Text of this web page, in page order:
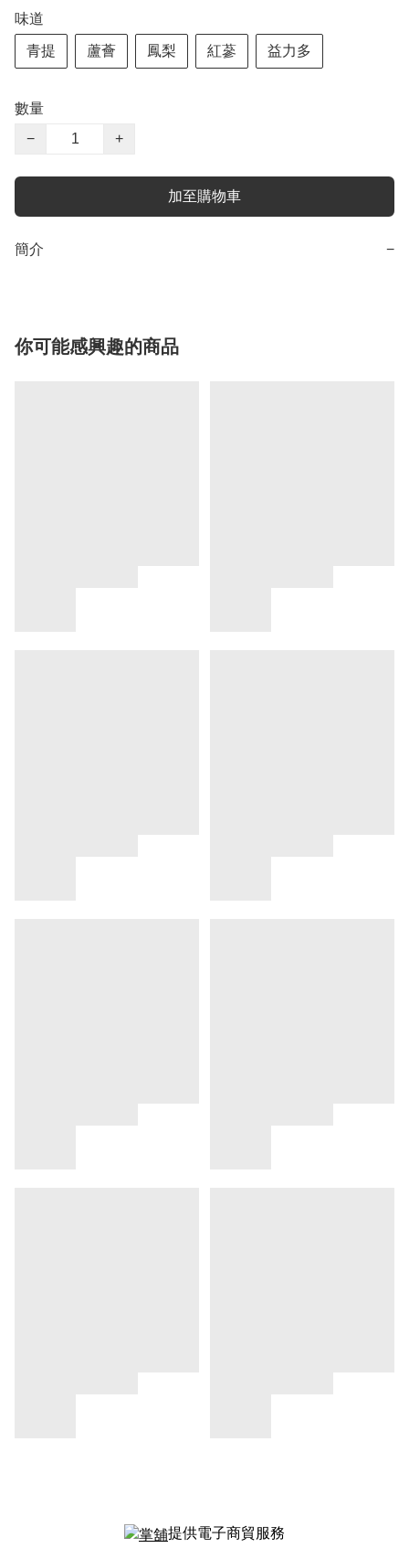
味道
青提 蘆薈 鳳梨 紅蔘 益力多
數量
−
+
加至購物車
簡介 −
你可能感興趣的商品
提供電子商貿服務